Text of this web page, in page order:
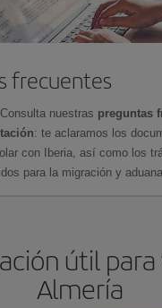
frecuentes
nuestras preguntas
: te aclaramos los
con Iberia, así como los
para la migración y
útil para
Almería